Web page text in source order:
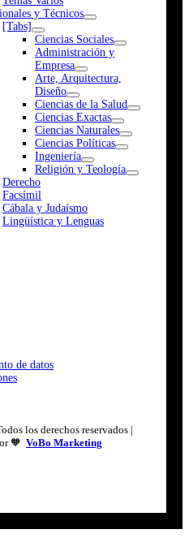
y Técnicos
[Tabs]
Ciencias Sociales
Administración y
Empresa
Arte, Arquitectura,
Diseño
Ciencias de la Salud
Ciencias Exactas
Ciencias Naturales
Ciencias Políticas
Ingeniería
Religión y Teología
Derecho
Facsímil
Cábala y Judaísmo
Lingüística y Lenguas
de datos
los derechos reservados |
🧡 VoBo Marketing